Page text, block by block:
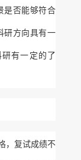
是否能够符合
研方向具有一
有一定的了
，复试成绩不